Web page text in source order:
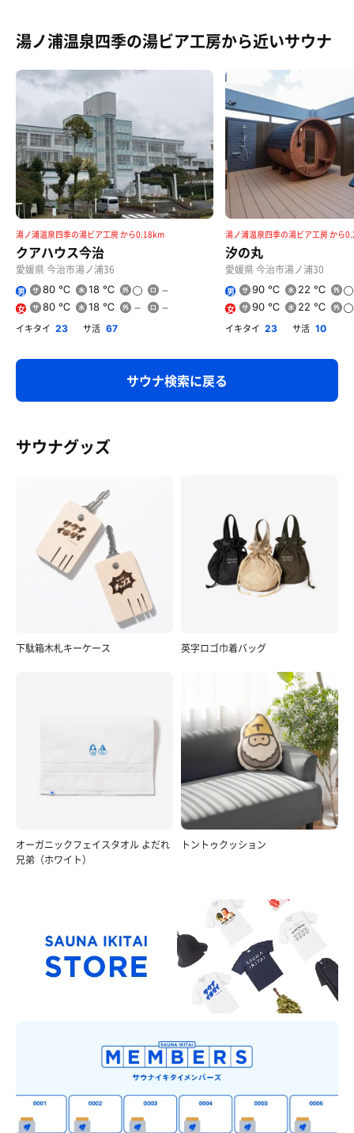
ミックスピザ
美味しくて具材も多くコスパすごいです！強風の為に
石窯でなかったのが残念。また来なければ（笑）
湯ノ浦温泉四季の湯ビア工房から近いサウナ
湯ノ浦温泉四季の湯ビア工房 から0.18km
クアハウス今治
愛媛県 今治市湯ノ浦36
男 80 ℃ 18 ℃
女 80 ℃ 18 ℃
イキタイ 23 サ活 67
湯ノ浦温泉四季の湯ビア工房 から
汐の丸
愛媛県 今治市湯ノ浦30
男 90 ℃ 22 ℃
女 90 ℃ 22 ℃
イキタイ 23 サ活 10
サウナ検索に戻る
サウナグッズ
下駄箱木札キーケース 英字ロゴ巾着バッグ
オーガニックフェイスタオル よだれ
兄弟（ホワイト）
トントゥクッション